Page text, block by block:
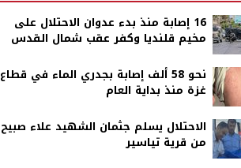
16 إصابة منذ بدء عدوان الاحتلال على
مخيم قلنديا وكفر عقب شمال القدس
نحو 58 ألف إصابة بجدري الماء في قطاع
غزة منذ بداية العام
الاحتلال يسلم جثمان الشهيد علاء صبيح
من قرية تياسير